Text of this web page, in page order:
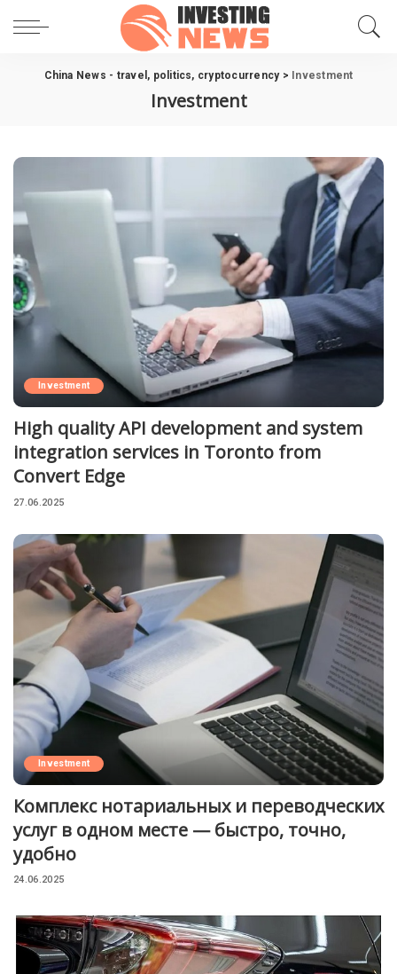
China News - travel, politics, cryptocurrency> Investment
Investment
Investment
High quality API development and system
integration services in Toronto from
Convert Edge
27.06.2025
Investment
Комплекс нотариальных и переводческих
услуг в одном месте — быстро, точно,
удобно
24.06.2025